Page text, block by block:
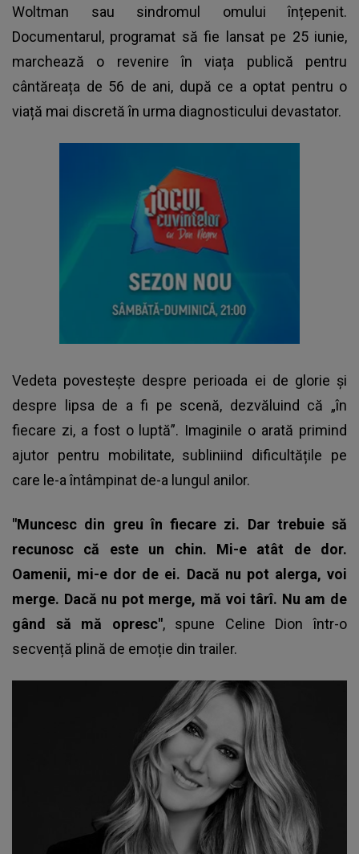
Woltman sau sindromul omului înțepenit.
Documentarul, programat să fie lansat pe 25 iunie,
marchează o revenire în viața publică pentru
cântăreața de 56 de ani, după ce a optat pentru o
viață mai discretă în urma diagnosticului devastator.
Vedeta povestește despre perioada ei de glorie și
despre lipsa de a fi pe scenă, dezvăluind că „în
fiecare zi, a fost o luptă”. Imaginile o arată primind
ajutor pentru mobilitate, subliniind dificultățile pe
care le-a întâmpinat de-a lungul anilor.
"Muncesc din greu în fiecare zi. Dar trebuie să
recunosc că este un chin. Mi-e atât de dor.
Oamenii, mi-e dor de ei. Dacă nu pot alerga, voi
merge. Dacă nu pot merge, mă voi târî. Nu am de
gând să mă opresc", spune Celine Dion într-o
secvență plină de emoție din trailer.